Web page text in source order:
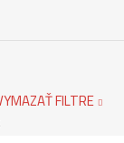
FILTRE